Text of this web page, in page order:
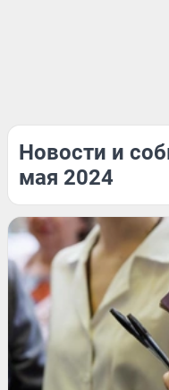
Новости и
мая 2024